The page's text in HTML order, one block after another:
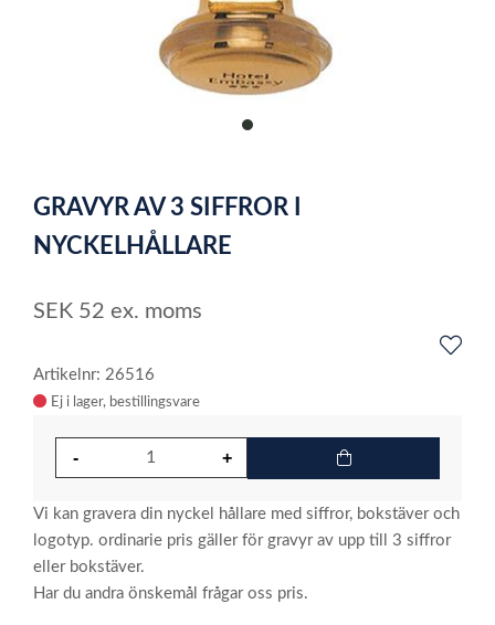
item
of
1
GRAVYR AV 3 SIFFROR I
NYCKELHÅLLARE
SEK 52 ex. moms
Artikelnr: 26516
Ej i lager
Vi kan gravera din nyckel hållare med siffror, bokstäver och
logotyp. ordinarie pris gäller för gravyr av upp till 3 siffror
eller bokstäver.
Har du andra önskemål frågar oss pris.